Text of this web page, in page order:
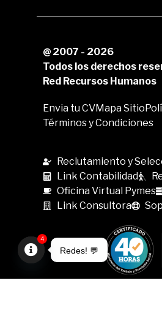
@ 2007 - 2026
Todos los derechos
Red Recursos Humanos
Envia tu CVMapa Sitio
Términos y Condiciones
Reclutamiento y
Link Contabilidad
Oficina Virtual Pymes
Link Consultora
Redes! 💬
4